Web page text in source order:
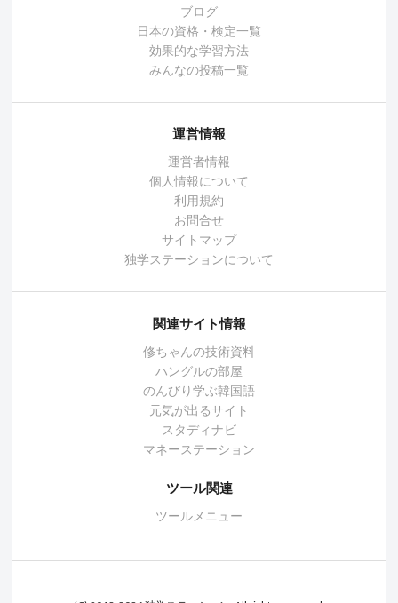
ブログ
日本の資格・検定一覧
効果的な学習方法
みんなの投稿一覧
運営情報
運営者情報
個人情報について
利用規約
お問合せ
サイトマップ
独学ステーションについて
関連サイト情報
修ちゃんの技術資料
ハングルの部屋
のんびり学ぶ韓国語
元気が出るサイト
スタディナビ
マネーステーション
ツール関連
ツールメニュー